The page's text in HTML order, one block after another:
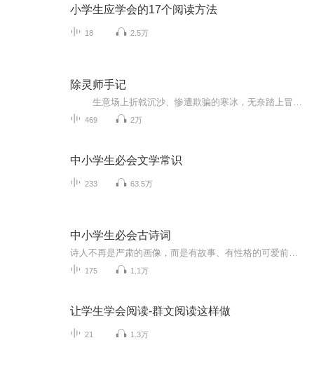
小学生应学会的17个阅读方法
18 2.5万
除灵师手记
469 2万
中小学生必会文学常识
233 63.5万
中小学生必会古诗词
175 1.1万
让学生学会阅读-群文阅读这样做
21 1.3万